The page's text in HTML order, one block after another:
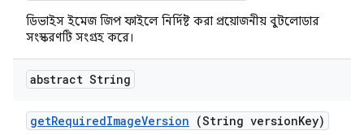
ডিভাইস ইমেজ জিপ ফাইলে নির্দিষ্ট করা প্রয়োজনীয় বুটলোডার
সংস্করণটি সংগ্রহ করে।
abstract String
getRequiredImageVersion (String versionKey)